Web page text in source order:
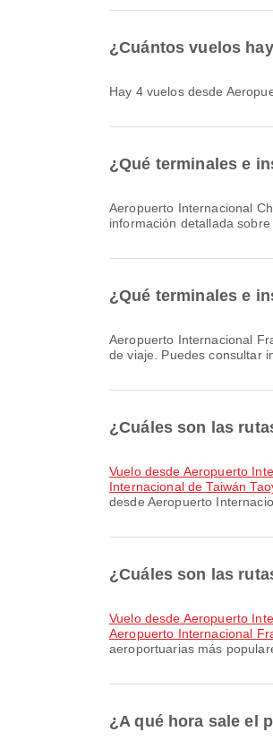
¿Cuántos vuelos
Hay 4 vuelos desde
¿Qué terminales e
Aeropuerto Internacional Changi ofrece Tren, Clínica y farmacias, Área de espera y muchos otros servicios para mejorar tu experiencia de viaje. Puedes consultar
información detallada
¿Qué terminales e
Aeropuerto Internacional Francisco Bangoy ofrece Sala de oración, Estacionamientos, Servicio bancario/ATM y muchas otras comodidades para mejorar tu experiencia
de viaje. Puedes consultar
¿Cuáles son las
Vuelo desde Aeropuerto
Internacional de Taiwán
desde Aeropuerto
¿Cuáles son las
Vuelo desde Aeropuerto
Aeropuerto Internacional
aeroportuarias más
¿A qué hora sale el